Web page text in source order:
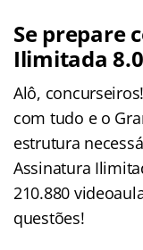
Se prepare
Ilimitada 8.0
Alô,
com tudo e o
estrutura
Assinatura
210.880
questões!